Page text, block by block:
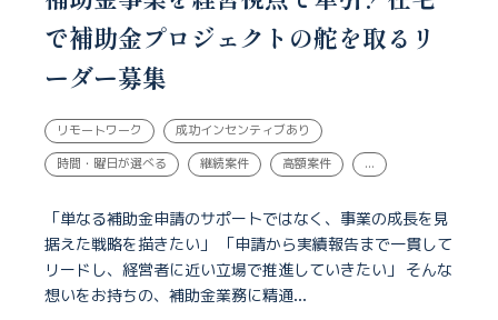
で補助金プロジェクトの舵を取るリ
ーダー募集
リモートワーク 成功インセンティブあり
時間・曜日が選べる 継続案件 高額案件 ...
「単なる補助金申請のサポートではなく、事業の成長を見
据えた戦略を描きたい」 「申請から実績報告まで一貫して
リードし、経営者に近い立場で推進していきたい」 そんな
想いをお持ちの、補助金業務に精通...